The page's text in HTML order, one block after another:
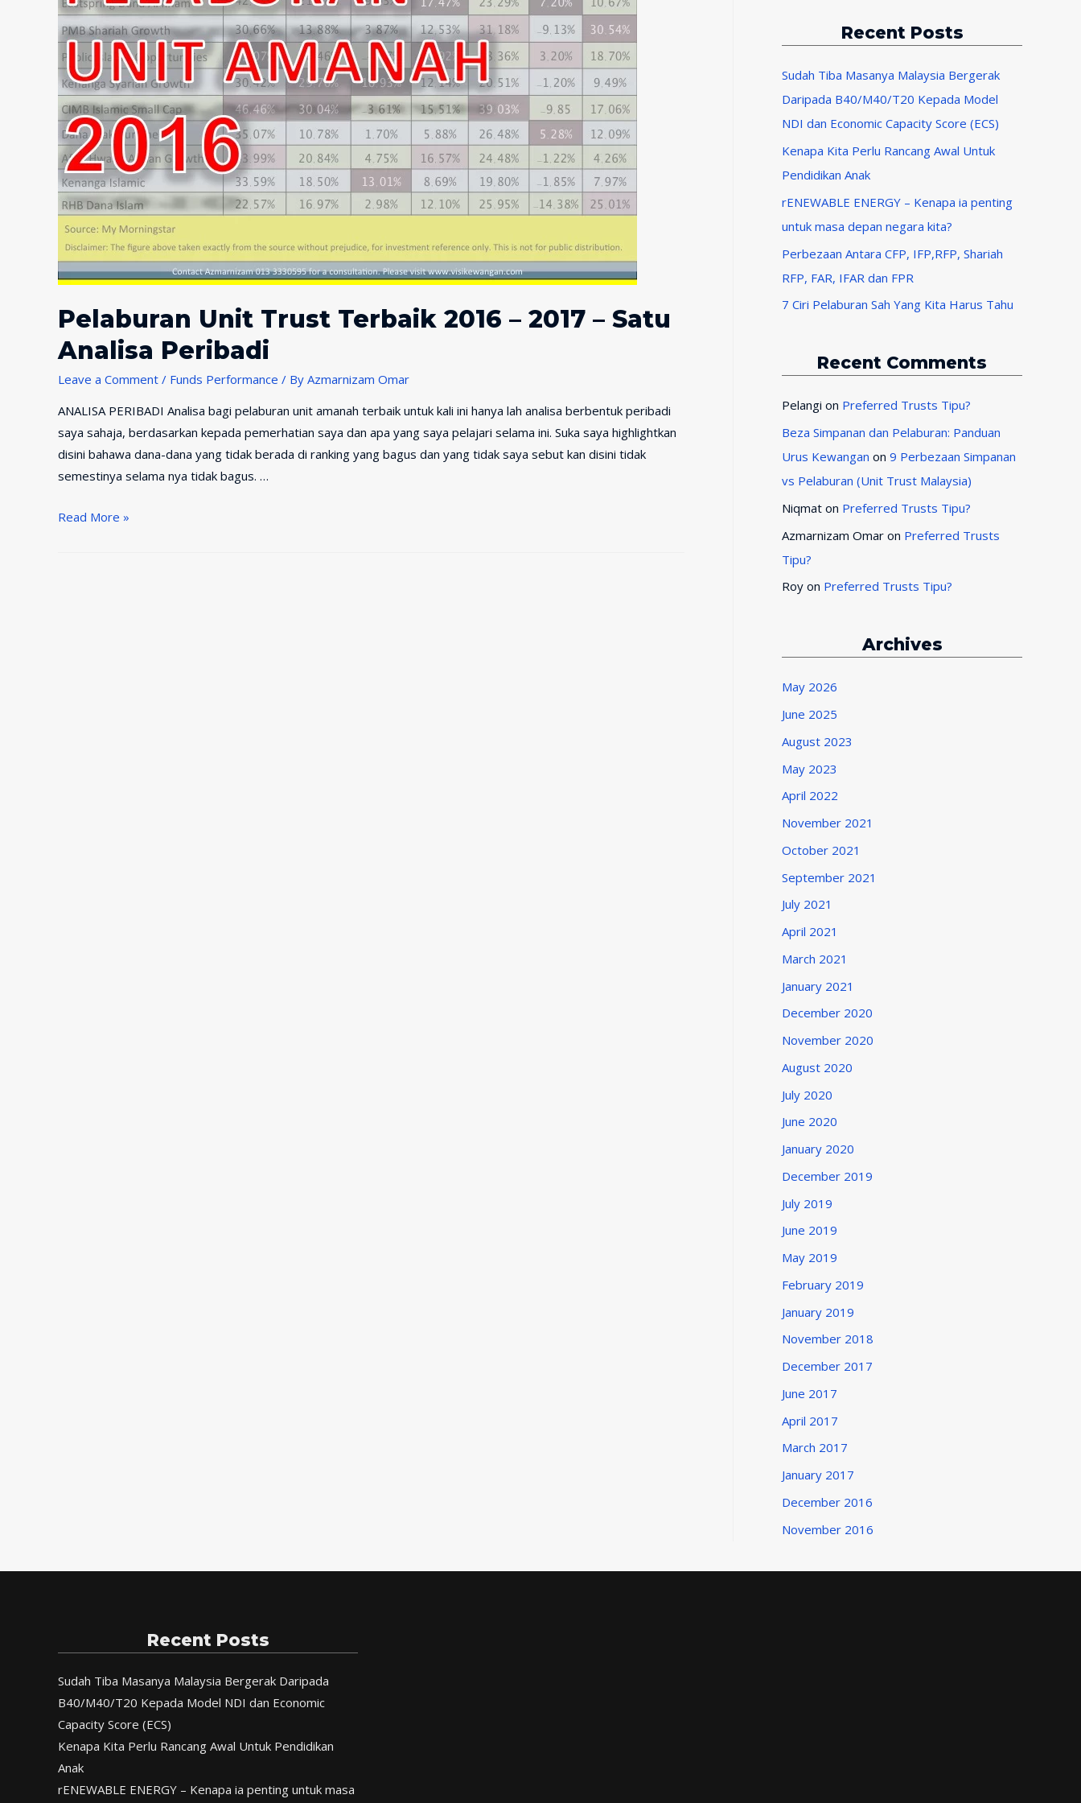
Pelaburan Unit Trust Terbaik 2016 – 2017 – Satu
Analisa Peribadi
Leave a Comment / Funds Performance / By Azmarnizam Omar
ANALISA PERIBADI Analisa bagi pelaburan unit amanah terbaik untuk kali ini hanya lah analisa berbentuk peribadi
saya sahaja, berdasarkan kepada pemerhatian saya dan apa yang saya pelajari selama ini. Suka saya highlightkan
disini bahawa dana-dana yang tidak berada di ranking yang bagus dan yang tidak saya sebut kan disini tidak
semestinya selama nya tidak bagus. …
Pelaburan
Read More »
o
r
i
e
s
Recent Posts
Sudah Tiba Masanya Malaysia Bergerak
Daripada B40/M40/T20 Kepada Model
NDI dan Economic Capacity Score (ECS)
Kenapa Kita Perlu Rancang Awal Untuk
Pendidikan Anak
rENEWABLE ENERGY – Kenapa ia penting
untuk masa depan negara kita?
Perbezaan Antara CFP, IFP,RFP, Shariah
RFP, FAR, IFAR dan FPR
7 Ciri Pelaburan Sah Yang Kita Harus Tahu
Recent Comments
Pelangi on Preferred Trusts Tipu?
Beza Simpanan dan Pelaburan: Panduan
Urus Kewangan on 9 Perbezaan Simpanan
vs Pelaburan (Unit Trust Malaysia)
Niqmat on Preferred Trusts Tipu?
Azmarnizam Omar on Preferred Trusts
Tipu?
Roy on Preferred Trusts Tipu?
Archives
May 2026
June 2025
August 2023
May 2023
April 2022
November 2021
October 2021
September 2021
July 2021
April 2021
March 2021
January 2021
December 2020
November 2020
August 2020
July 2020
June 2020
January 2020
December 2019
July 2019
June 2019
May 2019
February 2019
January 2019
November 2018
December 2017
June 2017
April 2017
March 2017
January 2017
December 2016
November 2016
Recent Posts
Sudah Tiba Masanya Malaysia Bergerak Daripada
B40/M40/T20 Kepada Model NDI dan Economic
Capacity Score (ECS)
Kenapa Kita Perlu Rancang Awal Untuk Pendidikan
Anak
rENEWABLE ENERGY – Kenapa ia penting untuk masa